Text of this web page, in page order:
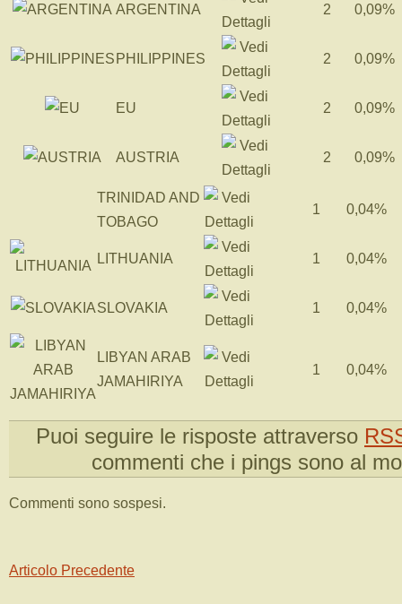
ARGENTINA 2 0,09%
PHILIPPINES 2 0,09%
EU 2 0,09%
AUSTRIA 2 0,09%
TRINIDAD AND
TOBAGO
1 0,04%
LITHUANIA 1 0,04%
SLOVAKIA 1 0,04%
LIBYAN ARAB
JAMAHIRIYA
1 0,04%
Puoi seguire le risposte attraverso
commenti che i pings sono al
Commenti sono sospesi.
Articolo Precedente